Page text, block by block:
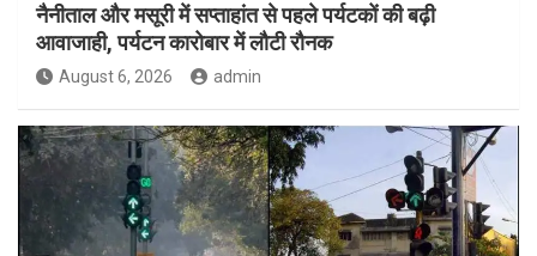
नैनीताल और मसूरी में सप्ताहांत से पहले पर्यटकों की बढ़ी
आवाजाही, पर्यटन कारोबार में लौटी रौनक
August 6, 2026 admin